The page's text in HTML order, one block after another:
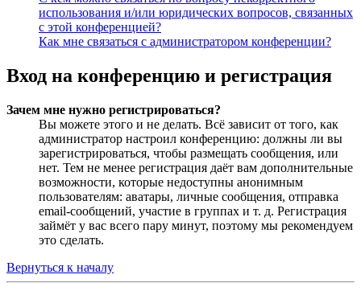
использования и/или юридических вопросов, связанных
с этой конференцией?
Как мне связаться с администратором конференции?
Вход на конференцию и регистрация
Зачем мне нужно регистрироваться?
Вы можете этого и не делать. Всё зависит от того, как
администратор настроил конференцию: должны ли вы
зарегистрироваться, чтобы размещать сообщения, или
нет. Тем не менее регистрация даёт вам дополнительные
возможности, которые недоступны анонимным
пользователям: аватары, личные сообщения, отправка
email-сообщений, участие в группах и т. д. Регистрация
займёт у вас всего пару минут, поэтому мы рекомендуем
это сделать.
Вернуться к началу